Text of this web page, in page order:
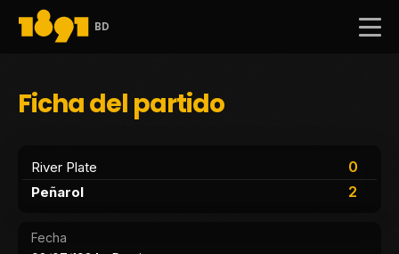
BD
Ficha del partido
River Plate
0
2
Peñarol
Fecha